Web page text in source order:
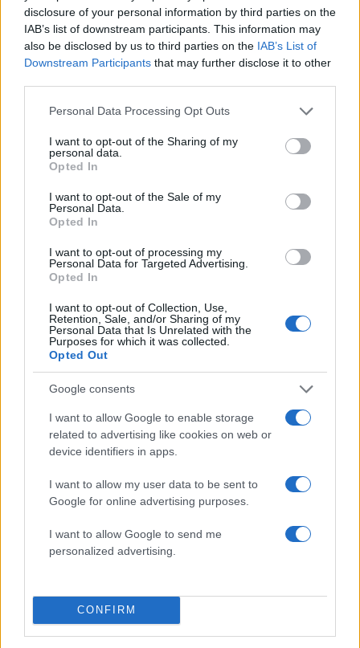
disclosure of your personal information by third parties on the
IAB’s list of downstream participants. This information may
also be disclosed by us to third parties on the IAB’s List of
Downstream Participants that may further disclose it to other
Please note that this website/app uses one or more Google
not limited to your visit or usage behaviour. You may click to
grant or deny consent to Google and its third-party tags to
use your data for below specified purposes in below Google
consent section.
Personal Data Processing Opt Outs
I want to opt-out of the Sharing of my
personal data.
Opted In
I want to opt-out of the Sale of my
Personal Data.
Opted In
I want to opt-out of processing my
Personal Data for Targeted Advertising.
Opted In
I want to opt-out of Collection, Use,
Retention, Sale, and/or Sharing of my
Personal Data that Is Unrelated with the
Purposes for which it was collected.
Opted Out
Google consents
I want to allow Google to enable storage
related to advertising like cookies on web or
device identifiers in apps.
I want to allow my user data to be sent to
Google for online advertising purposes.
I want to allow Google to send me
personalized advertising.
CONFIRM
Πρωταγωνιστούν:Πασχάλης Τσαρούχας,
Αντωνία Χαραλάμπους, Έλενα Χριστοφή,
Βαρβάρα Λάρμου, Ιφιγένεια Τζόλα, Στέφανη
Χαραλάμπους, Γιάννης Κρητικός, Αλέξανδρος
Μαρτίδης, Λουκία Βασιλείου, Μάριος Μαριόλος,
Αντρέας Παπαμιχαλόπουλος, Θεοφίλης
Πασχάλης, Μίλτος Χαρόβας, Ειρήνη Τάσσου,
Ντένια Ψυλλιά, Βίκυ Διαμαντοπούλου, Ντόρις
Στεφανία Καλομοίρη, Αλεξάνδρα Ντούνη
Μιχάλης, οΣτέφανος Μιχαήλ
Τζον, οΑπόστολος Γκλέτσος
Συμβολαιογράφος, ο Μάξιμος Μουμούρης
Ορέστης, οΝίκος Νικολάου
Και οι: Στέλα Φυρογένη, Κούλλης Νικολάου,
Βάσια Παναγοπούλου, Μάριος Αθανασίου
Φιλική συμμετοχή,Άντζελα Γκερέκου
Αλεξάνδρα, ηΠέμη Ζούνη